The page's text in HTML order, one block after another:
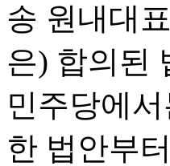
송 원내대
은) 합의된
민주당에
한 법안부